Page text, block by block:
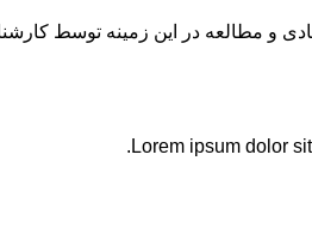
و مطالعه در این زمینه توسط
Lorem ipsum dolor